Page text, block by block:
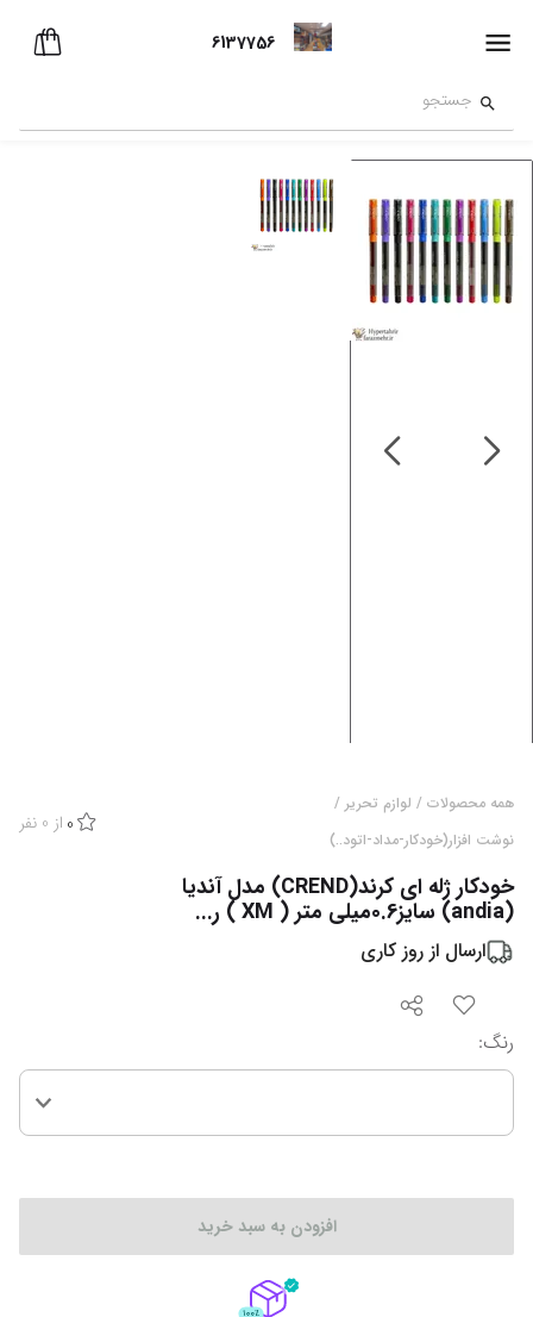
6137756
همه محصولات / لوازم تحریر /
نوشت افزار(خودکار-مداد-اتود..)
0 از 0 نفر
خودکار ژله ای کرند(CREND) مدل آندیا
(andia) سایز0.6میلی متر ( XM ) ر...
ارسال از روز کاری
رنگ:
افزودن به سبد خرید